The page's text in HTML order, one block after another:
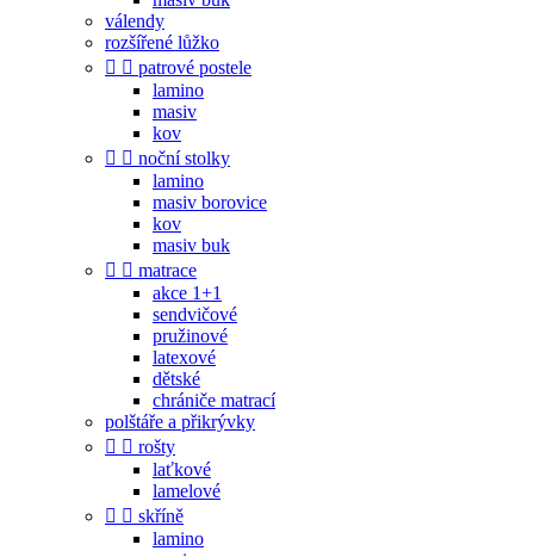
válendy
rozšířené lůžko
  patrové postele
lamino
masiv
kov
  noční stolky
lamino
masiv borovice
kov
masiv buk
  matrace
akce 1+1
sendvičové
pružinové
latexové
dětské
chrániče matrací
polštáře a přikrývky
  rošty
laťkové
lamelové
  skříně
lamino